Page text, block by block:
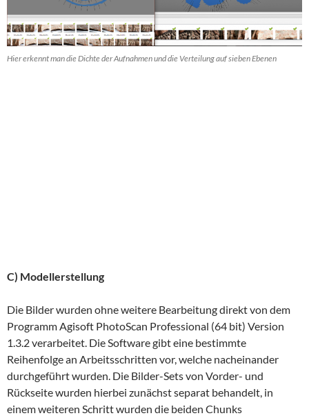
Hier erkennt man die Dichte der Aufnahmen und die Verteilung auf sieben Ebenen
C) Modellerstellung
Die Bilder wurden ohne weitere Bearbeitung direkt von dem
Programm Agisoft PhotoScan Professional (64 bit) Version
1.3.2 verarbeitet. Die Software gibt eine bestimmte
Reihenfolge an Arbeitsschritten vor, welche nacheinander
durchgeführt wurden. Die Bilder-Sets von Vorder- und
Rückseite wurden hierbei zunächst separat behandelt, in
einem weiteren Schritt wurden die beiden Chunks